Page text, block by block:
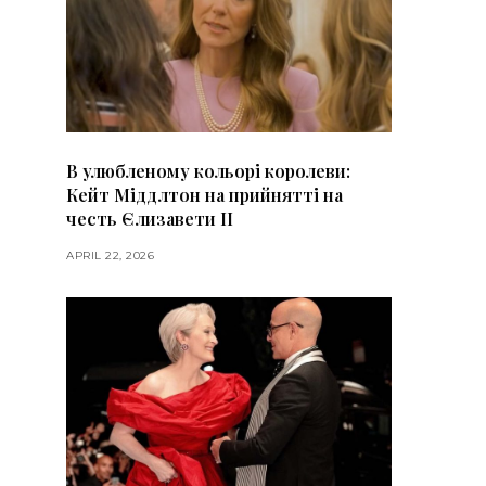
В улюбленому кольорі королеви:
Кейт Міддлтон на прийнятті на
честь Єлизавети II
APRIL 22, 2026